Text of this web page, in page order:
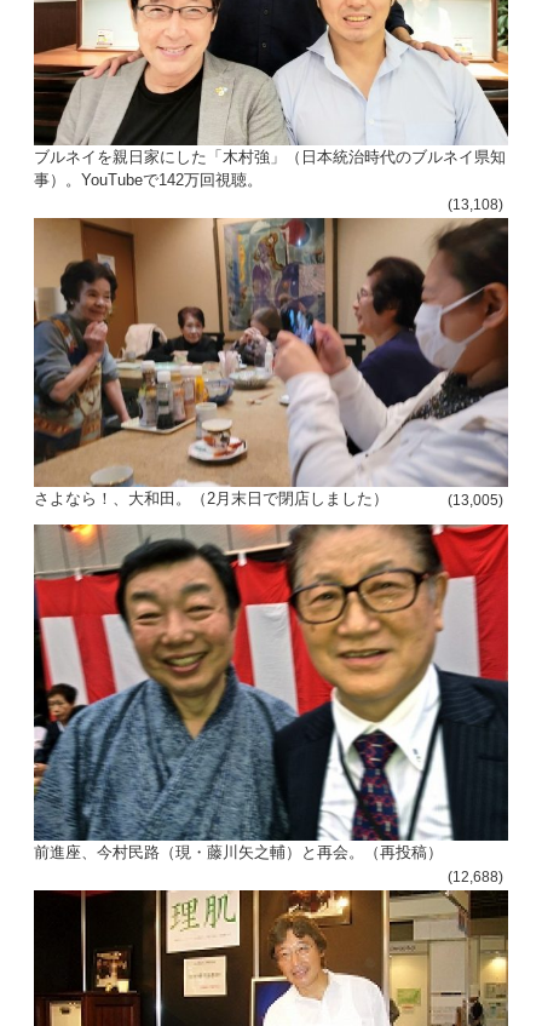
ブルネイを親日家にした「木村強」（日本統治時代のブルネイ県知
事）。YouTubeで142万回視聴。
(13,108)
さよなら！、大和田。（2月末日で閉店しました） (13,005)
前進座、今村民路（現・藤川矢之輔）と再会。（再投稿）
(12,688)